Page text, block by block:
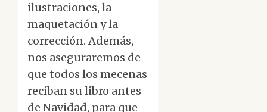
ilustraciones, la
maquetación y la
corrección. Además,
nos aseguraremos de
que todos los mecenas
reciban su libro antes
de Navidad, para que